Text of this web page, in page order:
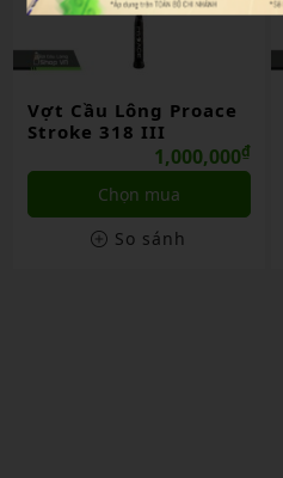
Vợt Cầu Lông Proace
Stroke 318 III
1,000,000₫
Chọn mua
So sánh